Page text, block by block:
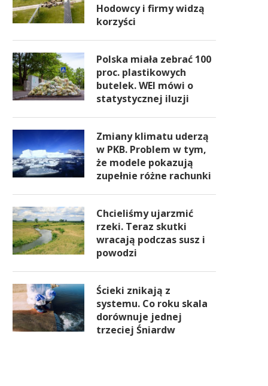
Hodowcy i firmy widzą
korzyści
Polska miała zebrać 100
proc. plastikowych
butelek. WEI mówi o
statystycznej iluzji
Zmiany klimatu uderzą
w PKB. Problem w tym,
że modele pokazują
zupełnie różne rachunki
Chcieliśmy ujarzmić
rzeki. Teraz skutki
wracają podczas susz i
powodzi
Ścieki znikają z
systemu. Co roku skala
dorównuje jednej
trzeciej Śniardw